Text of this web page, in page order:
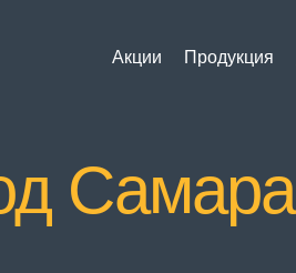
Акции Продукция
Самара